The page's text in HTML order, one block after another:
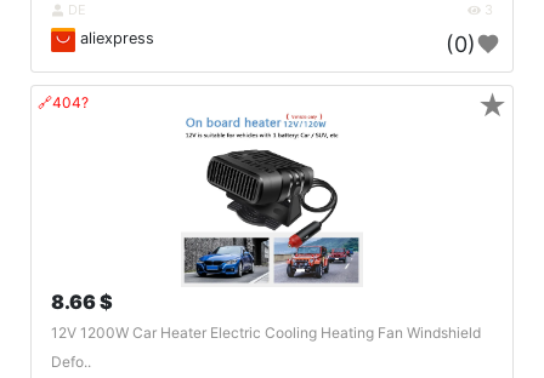
DE 3
aliexpress (0)
🔗404?
8.66 $
12V 1200W Car Heater Electric Cooling Heating Fan Windshield
Defo..
★